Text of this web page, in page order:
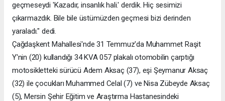
geçmeseydi 'Kazadır, insanlık hali.' derdik. Hiç sesimizi
çıkarmazdık. Bile bile üstümüzden geçmesi bizi derinden
yaraladı." dedi.
Çağdaşkent Mahallesi'nde 31 Temmuz'da Muhammet Raşit
Y'nin (20) kullandığı 34 KVA 057 plakalı otomobilin çarptığı
motosikletteki sürücü Adem Aksaç (37), eşi Şeymanur Aksaç
(32) ile çocukları Muhammed Celal (7) ve Nisa Zübeyde Aksaç
(5), Mersin Şehir Eğitim ve Araştırma Hastanesindeki